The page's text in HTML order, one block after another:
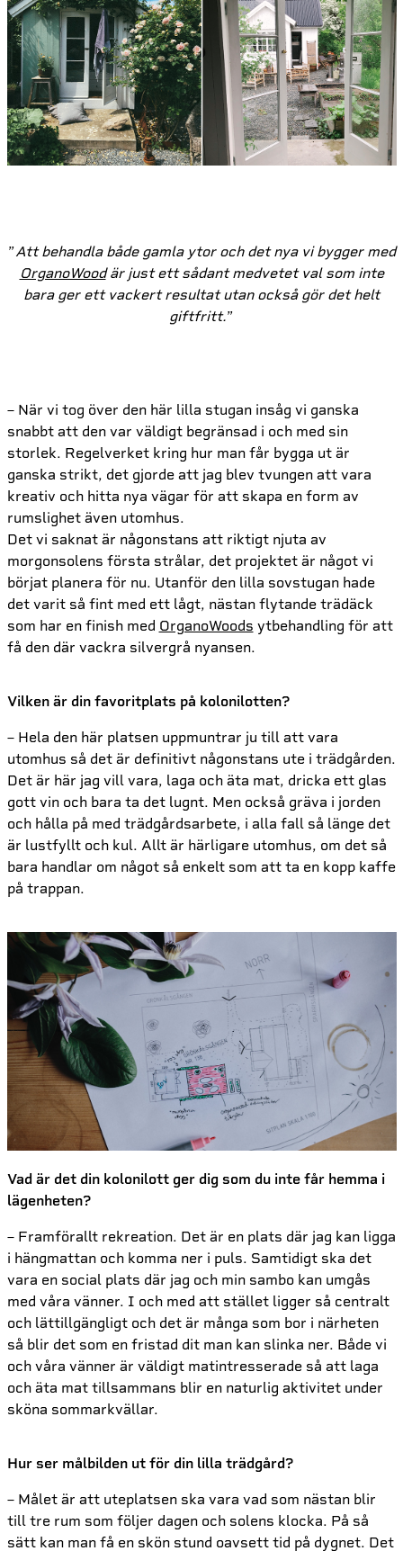
”Att behandla både gamla ytor och det nya vi bygger med
OrganoWoodär just ett sådant medvetet val som inte
bara ger ett vackert resultat utan också gör det helt
giftfritt.”
– När vi tog över den här lilla stugan insåg vi ganska
snabbt att den var väldigt begränsad i och med sin
storlek. Regelverket kring hur man får bygga ut är
ganska strikt, det gjorde att jag blev tvungen att vara
kreativ och hitta nya vägar för att skapa en form av
rumslighet även utomhus.
Det vi saknat är någonstans att riktigt njuta av
morgonsolens första strålar, det projektet är något vi
börjat planera för nu. Utanför den lilla sovstugan hade
det varit så fint med ett lågt, nästan flytande trädäck
som har en finish med OrganoWoods ytbehandling för att
få den där vackra silvergrå nyansen.
Vilken är din favoritplats på kolonilotten?
– Hela den här platsen uppmuntrar ju till att vara
utomhus så det är definitivt någonstans ute i trädgården.
Det är här jag vill vara, laga och äta mat, dricka ett glas
gott vin och bara ta det lugnt. Men också gräva i jorden
och hålla på med trädgårdsarbete, i alla fall så länge det
är lustfyllt och kul. Allt är härligare utomhus, om det så
bara handlar om något så enkelt som att ta en kopp kaffe
på trappan.
Vad är det din kolonilott ger dig som du inte får hemma i
lägenheten?
– Framförallt rekreation. Det är en plats där jag kan ligga
i hängmattan och komma ner i puls. Samtidigt ska det
vara en social plats där jag och min sambo kan umgås
med våra vänner. I och med att stället ligger så centralt
och lättillgängligt och det är många som bor i närheten
så blir det som en fristad dit man kan slinka ner. Både vi
och våra vänner är väldigt matintresserade så att laga
och äta mat tillsammans blir en naturlig aktivitet under
sköna sommarkvällar.
Hur ser målbilden ut för din lilla trädgård?
– Målet är att uteplatsen ska vara vad som nästan blir
till tre rum som följer dagen och solens klocka. På så
sätt kan man få en skön stund oavsett tid på dygnet. Det